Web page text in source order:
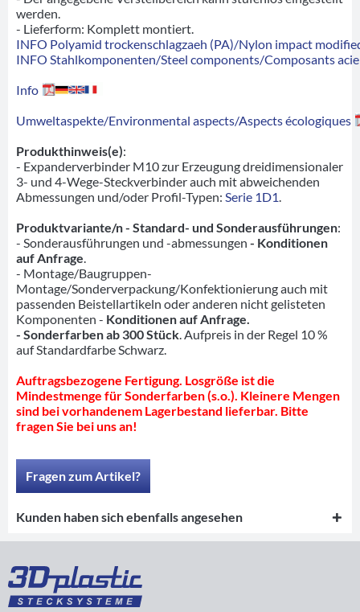
werden.
- Lieferform: Komplett montiert.
INFO Polyamid trockenschlagzaeh (PA)/Nylon impact
INFO Stahlkomponenten/Steel components/Composants
Info
Umweltaspekte/Environmental aspects/Aspects écologiques
Produkthinweis(e):
- Expanderverbinder M10 zur Erzeugung dreidimensionaler
3- und 4-Wege-Steckverbinder auch mit abweichenden
Abmessungen und/oder Profil-Typen: Serie 1D1
Produktvariante/n - Standard- und Sonderausführungen:
- Sonderausführungen und -abmessungen - Konditionen
auf Anfrage
- Montage/Baugruppen-
Montage/Sonderverpackung/Konfektionierung auch mit
passenden Beistellartikeln oder anderen nicht gelisteten
Komponenten - Konditionen auf Anfrage.
- Sonderfarben ab 300 Stück . Aufpreis in der Regel 10 %
auf Standardfarbe Schwarz.
Auftragsbezogene Fertigung. Losgröße ist die
Mindestmenge für Sonderfarben (s.o.). Kleinere Mengen
sind bei vorhandenem Lagerbestand lieferbar. Bitte
fragen Sie bei uns an!
Fragen zum Artikel?
Kunden haben sich ebenfalls angesehen